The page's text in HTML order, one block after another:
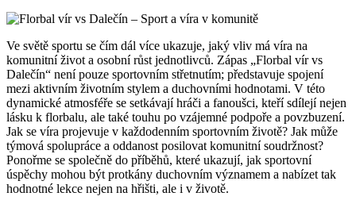
Ve světě sportu se čím dál více ukazuje, jaký vliv má víra na
komunitní život a osobní růst jednotlivců. Zápas „Florbal vír vs
Dalečín“ není pouze sportovním střetnutím; představuje spojení
mezi aktivním životním stylem a duchovními hodnotami. V této
dynamické atmosféře se setkávají hráči a fanoušci, kteří sdílejí nejen
lásku k florbalu, ale také touhu po vzájemné podpoře a povzbuzení.
Jak se víra projevuje v každodenním sportovním životě? Jak může
týmová spolupráce a oddanost posilovat komunitní soudržnost?
Ponořme se společně do příběhů, které ukazují, jak sportovní
úspěchy mohou být protkány duchovním významem a nabízet tak
hodnotné lekce nejen na hřišti, ale i v životě.